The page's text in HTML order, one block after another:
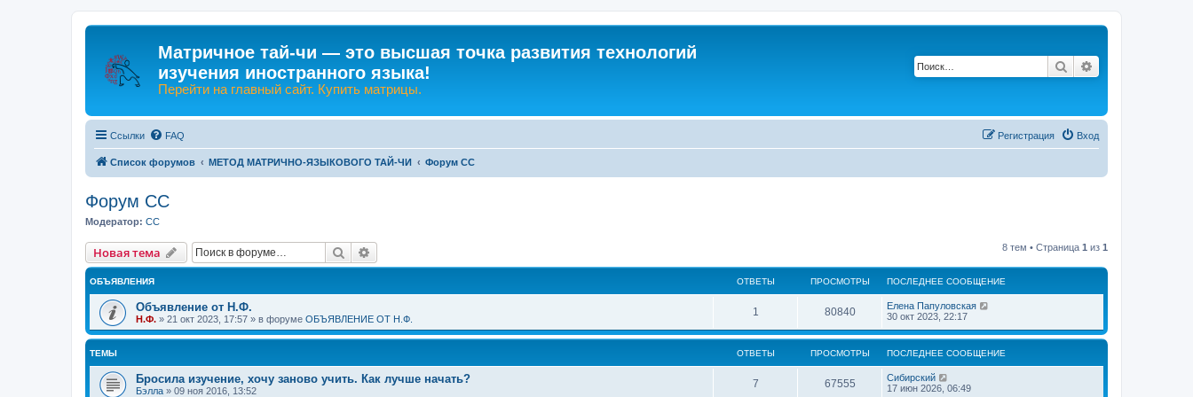
Матричное тай-чи — это высшая точка развития технологий
изучения иностранного языка!
Перейти на главный сайт. Купить матрицы.
Поиск
Ссылки FAQ Вход
Регистрация
Список форумов МЕТОД МАТРИЧНО-ЯЗЫКОВОГО ТАЙ-ЧИ Форум СС
Форум СС
Модератор: CC
Новая тема Поиск 8 тем • Страница 1 из 1
ОБЪЯВЛЕНИЯ ОТВЕТЫ ПРОСМОТРЫ ПОСЛЕДНЕЕ СООБЩЕНИЕ
Объявление от Н.Ф.
Н.Ф. » 21 окт 2023, 17:57 » в форуме ОБЪЯВЛЕНИЕ ОТ Н.Ф.
1
т
в
е
80840П
р
о
с
П
о
л
д
н
е
е
Елена Папуловская
30 окт 2023, 22:17
ТЕМЫ ОТВЕТЫ ПРОСМОТРЫ ПОСЛЕДНЕЕ СООБЩЕНИЕ
Бросила изучение, хочу заново учить. Как лучше начать?
Бэлла » 09 ноя 2016, 13:52
7О
67555П
П
о
Сибирский
17 июн 2026, 06:49